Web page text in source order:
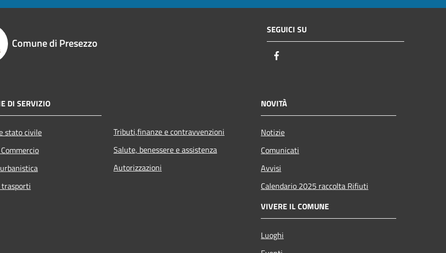
Comune di Presezzo
SEGUICI SU
DI SERVIZIO
stato civile
Tributi,finanze e contravvenzioni
Salute, benessere e assistenza
Autorizzazioni
NOVITÀ
Notizie
Comunicati
Avvisi
Calendario 2025 raccolta Rifiuti
VIVERE IL COMUNE
Luoghi